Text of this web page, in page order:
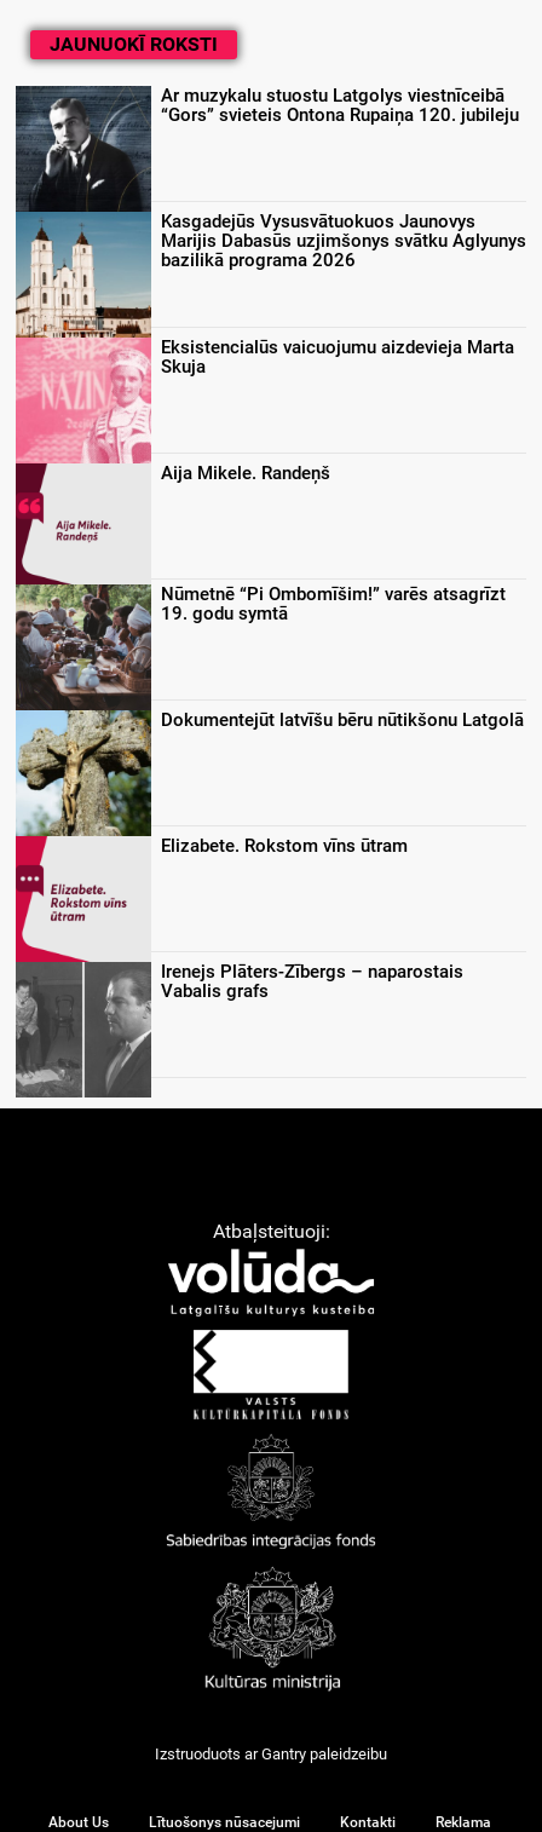
JAUNUOKĪ ROKSTI
Ar muzykalu stuostu Latgolys viestnīceibā
“Gors” svieteis Ontona Rupaiņa 120. jubileju
Kasgadejūs Vysusvātuokuos Jaunovys
Marijis Dabasūs uzjimšonys svātku Aglyunys
bazilikā programa 2026
Eksistencialūs vaicuojumu aizdevieja Marta
Skuja
Aija Mikele. Randeņš
Nūmetnē “Pi Ombomīšim!” varēs atsagrīzt
19. godu symtā
Dokumentejūt latvīšu bēru nūtikšonu Latgolā
Elizabete. Rokstom vīns ūtram
Irenejs Plāters-Zībergs – naparostais
Vabalis grafs
Atbaļsteituoji:
Izstruoduots arGantry paleidzeibu
About Us Lītuošonys nūsacejumi Kontakti Reklama